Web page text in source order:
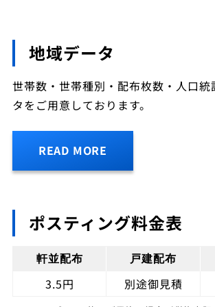
地域データ
世帯数・世帯種別・配布枚数・人口統
タをご用意しております。
READ MORE
ポスティング料金表
軒並配布
3.5円
戸建配布
別途御見積